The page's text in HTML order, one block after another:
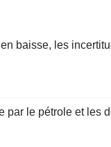
baisse, les
par le pétrole et les